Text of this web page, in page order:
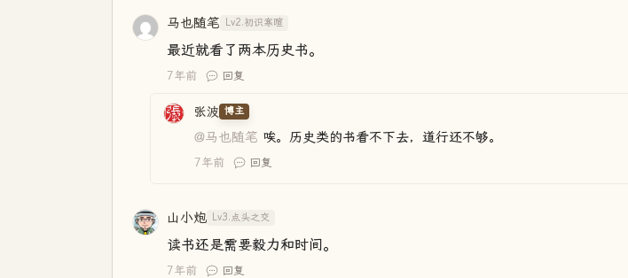
马也随笔 Lv2.初识寒暄
最近就看了两本历史书。
7年前 回复
张波 博主
@马也随笔 唉。历史类的书看不下去，道行还不够。
7年前 回复
山小炮 Lv3.点头之交
读书还是需要毅力和时间。
7年前 回复